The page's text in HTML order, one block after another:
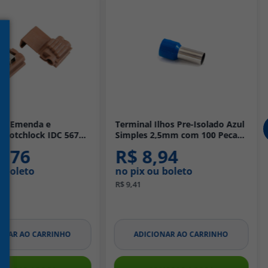
Terminal Ilhos Pre-Isolado Azul
Simples 2,5mm com 100 Pecas -
R$ 8,94
no pix ou boleto
ADICIONAR AO CARRINHO
MODULO TOMADA 2
TERRA 20A 250V
R$ 7,48
no pix ou boleto
ADICIONAR AO